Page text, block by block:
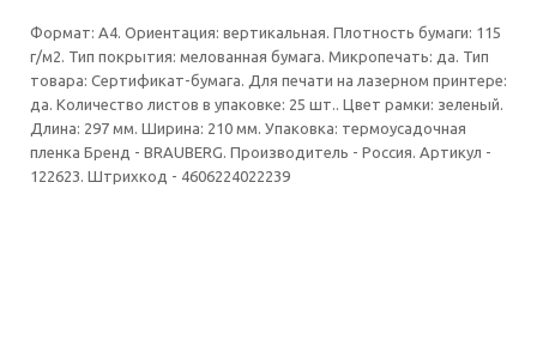
Формат: А4. Ориентация: вертикальная. Плотность бумаги: 115
г/м2. Тип покрытия: мелованная бумага. Микропечать: да. Тип
товара: Сертификат-бумага. Для печати на лазерном принтере:
да. Количество листов в упаковке: 25 шт.. Цвет рамки: зеленый.
Длина: 297 мм. Ширина: 210 мм. Упаковка: термоусадочная
пленка Бренд - BRAUBERG. Производитель - Россия. Артикул -
122623. Штрихкод - 4606224022239